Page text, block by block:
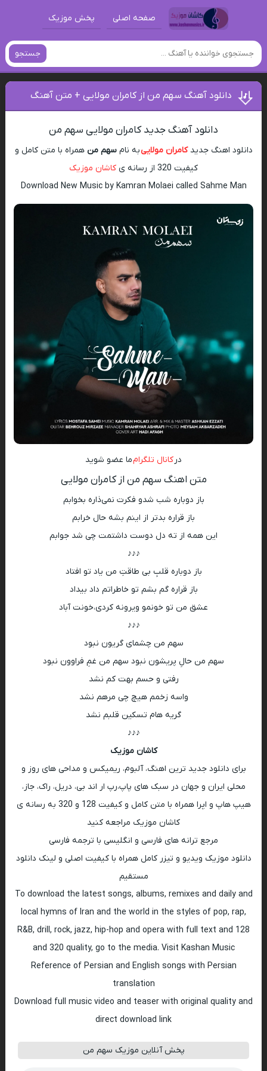
صفحه اصلی پخش موزیک
جستجو
دانلود آهنگ سهم من از کامران مولایی + متن آهنگ
دانلود آهنگ جدید کامران مولایی سهم من
دانلود اهنگ جدیدکامران مولاییبه نامسهم من همراه با متن کامل و
کیفیت 320 از رسانه ی
کاشان موزیک
Download New Music by Kamran Molaei called Sahme Man
در کانال تلگرامما عضو شوید
متن اهنگ سهم من از کامران مولایی
باز دوباره شب شدو فکرت نمی‌ذاره بخوابم
باز قراره بدتر از اینم بشه حال خرابم
این همه از ته دل دوست داشتمت چی شد جوابم
♪♪♪
باز دوباره قلبِ بی طاقتِ من یاد تو افتاد
باز قراره گم بشم تو خاطراتم داد بیداد
عشق من تو خونمو ویرونه کردی،خونت آباد
♪♪♪
سهم من چشمای گریون نبود
سهم من حالِ پریشون نبود سهم من غمِ فراوون نبود
رفتی و حسم بهت کم نشد
واسه زخمم هیچ چی مرهم نشد
گریه هام تسکین قلبم نشد
♪♪♪
کاشان موزیک
برای دانلود جدید ترین اهنگ، آلبوم، ریمیکس و مداحی های روز و
محلی ایران و جهان در سبک های پاپ،رپ ار اند بی، دریل، راک، جاز،
هیپ هاپ و اپرا همراه با متن کامل و کیفیت 128 و 320 به رسانه ی
کاشان موزیک مراجعه کنید
مرجع ترانه های فارسی و انگلیسی با ترجمه فارسی
دانلود موزیک ویدیو و تیزر کامل همراه با کیفیت اصلی و لینک دانلود
مستقیم
To download the latest songs, albums, remixes and daily and
local hymns of Iran and the world in the styles of pop, rap,
R&B, drill, rock, jazz, hip-hop and opera with full text and 128
and 320 quality, go to the media. Visit Kashan Music
Reference of Persian and English songs with Persian
translation
Download full music video and teaser with original quality and
direct download link
پخش آنلاین موزیک سهم من